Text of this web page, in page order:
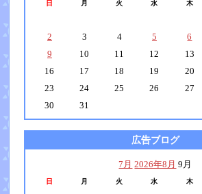
日 月 火 水 木
2
3 4 5 6
9
10 11 12 13
16
17 18 19 20
23
24 25 26 27
30
31
広告ブログ
7月 2026年8月 9月
日 月 火 水 木